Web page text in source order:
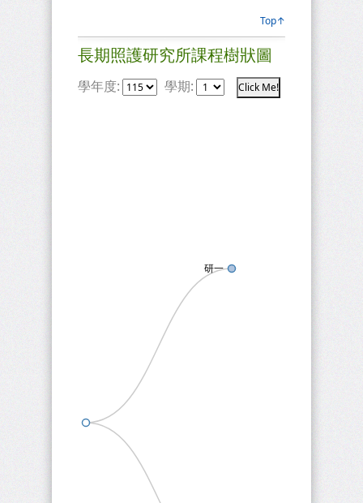
Top↑
長期照護研究所課程樹狀圖
學年度: 學期: Click Me!
研一